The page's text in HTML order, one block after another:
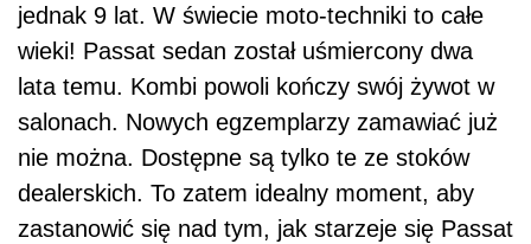
jednak 9 lat. W świecie moto-techniki to całe
wieki! Passat sedan został uśmiercony dwa
lata temu. Kombi powoli kończy swój żywot w
salonach. Nowych egzemplarzy zamawiać już
nie można. Dostępne są tylko te ze stoków
dealerskich. To zatem idealny moment, aby
zastanowić się nad tym, jak starzeje się Passat